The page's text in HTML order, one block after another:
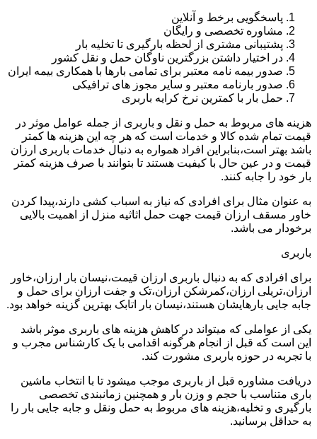
پاسخگویی برخط و آنلاین
مشاوره تخصصی و رایگان
پشتیبانی مشتری از لحظه بارگیری تا تخلیه بار
در اختیار داشتن بزرگترین ناوگان حمل و نقل کشور
صدور بیمه نامه معتبر برای تمامی بارها با همکاری بیمه ایران
صدور بارنامه معتبر و سایر مجوز های ترافیکی
حمل بار با کمترین نرخ کرایه باربری
هزینه های مربوط به حمل و نقل و باربری از جمله عوامل موثر در
قیمت تمام شده کالا و خدمات است که هر چه این هزینه ها کمتر
باشد بهتر است،بنابراین افراد همواره به دنبال خدمات باربری ارزان
قیمت و در عین حال با کیفیت هستند تا بتوانند با صرف هزینه کمتر
بار خود را جابه کنند.
به عنوان مثال برای افرادی که نیاز به اسباب کشی دارند،پیدا کردن
خاور مسقف ارزان قیمت جهت حمل اثاثیه منزل از اهمیت بالایی
برخودار می باشد.
باربری
برای افرادی که به دنبال باربری ارزان قیمت،نیسان بار ارزان،خاور
ارزان،تریلی ارزان،کمرشکن ارزان،تک و جفت ارزان برای حمل و
جابه جایی بارهایشان هستند،نیسان بار اتابک بهترین گزینه خواهد بود.
یکی از عواملی که میتواند در کاهش هزینه های باربری موثر باشد
این است که قبل از انجام هرگونه اقدامی با یک کارشناس مجرب و
با تجربه در حوزه باربری مشورت کند.
دریافت مشاوره قبل از باربری موجب میشود تا با انتخاب ماشین
باری متناسب با حجم و وزن بار و همچنین زمانبندی تخصصی
بارگیری و تخلیه،هزینه های مربوط به حمل ونقل و جابه جایی بار را
به حداقل برسانید.